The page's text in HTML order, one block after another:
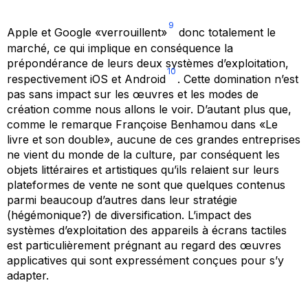
Apple et Google «verrouillent»
9
donc totalement le
marché, ce qui implique en conséquence la
prépondérance de leurs deux systèmes d’exploitation,
respectivement iOS et Android
10
. Cette domination n’est
pas sans impact sur les œuvres et les modes de
création comme nous allons le voir. D’autant plus que,
comme le remarque Françoise Benhamou dans «Le
livre et son double», aucune de ces grandes entreprises
ne vient du monde de la culture, par conséquent les
objets littéraires et artistiques qu’ils relaient sur leurs
plateformes de vente ne sont que quelques contenus
parmi beaucoup d’autres dans leur stratégie
(hégémonique?) de diversification. L’impact des
systèmes d’exploitation des appareils à écrans tactiles
est particulièrement prégnant au regard des œuvres
applicatives qui sont expressément conçues pour s’y
adapter.